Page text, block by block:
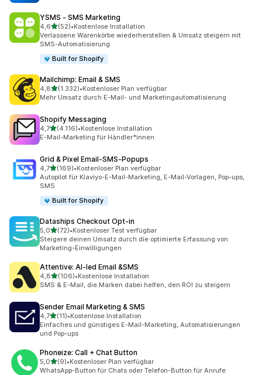
YSMS ‑ SMS Marketing
4,6von 5 Sternen
(52)
52 Rezensionen insgesamt
•Kostenlose Installation
Verlassene Warenkörbe wiederherstellen & Umsatz steigern mit
SMS-Automatisierung
Built for Shopify
Mailchimp: Email & SMS
4,8von 5 Sternen
(1.332)
1332 Rezensionen insgesamt
•Kostenloser Plan verfügbar
Mehr Umsatz durch E-Mail- und Marketingautomatisierung
Shopify Messaging
4,7von 5 Sternen
(4.116)
4116 Rezensionen insgesamt
•Kostenlose Installation
E-Mail-Marketing für Händler*innen
Grid & Pixel Email‑SMS‑Popups
4,7von 5 Sternen
(169)
169 Rezensionen insgesamt
•Kostenloser Plan verfügbar
Autopilot für Klaviyo-E-Mail-Marketing, E-Mail-Vorlagen, Pop-ups,
SMS
Built for Shopify
Dataships Checkout Opt‑in
5,0von 5 Sternen
(72)
72 Rezensionen insgesamt
•Kostenloser Test verfügbar
Steigere deinen Umsatz durch die optimierte Erfassung von
Marketing-Einwilligungen
Attentive: AI‑led Email &SMS
4,8von 5 Sternen
(106)
106 Rezensionen insgesamt
•Kostenlose Installation
SMS & E-Mail, die Marken dabei helfen, den ROI zu steigern
Sender Email Marketing & SMS
4,7von 5 Sternen
(11)
11 Rezensionen insgesamt
•Kostenlose Installation
Einfaches und günstiges E-Mail-Marketing, Automatisierungen
und Pop-ups
Phoneize: Call + Chat Button
5,0von 5 Sternen
(9)
9 Rezensionen insgesamt
•Kostenloser Plan verfügbar
WhatsApp-Button für Chats oder Telefon-Button für Anrufe